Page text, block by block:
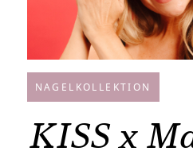
NAGELKOLLEKTION
KISS x